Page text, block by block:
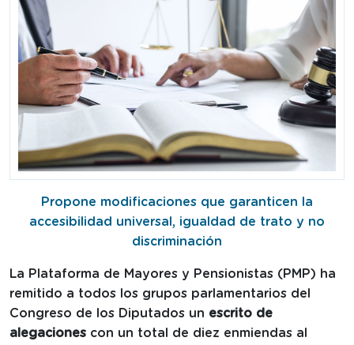
Propone modificaciones que garanticen la
accesibilidad universal, igualdad de trato y no
discriminación
La Plataforma de Mayores y Pensionistas (PMP) ha
remitido a todos los grupos parlamentarios del
Congreso de los Diputados un escrito de
alegaciones con un total de diez enmiendas al